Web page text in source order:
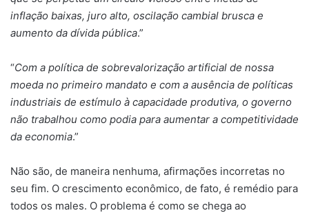
inflação baixas, juro alto, oscilação cambial brusca e
aumento da dívida pública.”
“Com a política de sobrevalorização artificial de nossa
moeda no primeiro mandato e com a ausência de políticas
industriais de estímulo à capacidade produtiva, o governo
não trabalhou como podia para aumentar a competitividade
da economia.”
Não são, de maneira nenhuma, afirmações incorretas no
seu fim. O crescimento econômico, de fato, é remédio para
todos os males. O problema é como se chega ao